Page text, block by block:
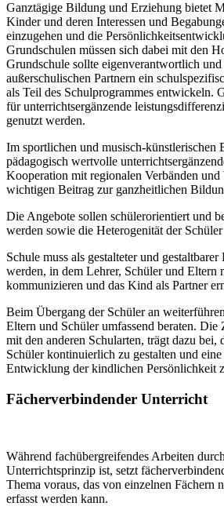
Ganztägige Bildung und Erziehung bietet
Kinder und deren Interessen und
einzugehen und die
Grundschulen müssen sich dabei mit den
Grundschule sollte eigenverantwortlich
außerschulischen Partnern ein
als Teil des Schulprogrammes entwickeln.
für unterrichtsergänzende
genutzt werden.
Im sportlichen und musisch-künstlerischen
pädagogisch wertvolle
Kooperation mit regionalen Verbänden und
wichtigen Beitrag zur ganzheitlichen
Die Angebote sollen schülerorientiert und
werden sowie die Heterogenität der
Schule muss als gestalteter und gestaltbarer
werden, in dem Lehrer, Schüler und Eltern
kommunizieren und das Kind als Partner
Beim Übergang der Schüler an
Eltern und Schüler umfassend beraten. Die
mit den anderen Schularten, trägt dazu bei,
Schüler kontinuierlich zu gestalten und
Entwicklung der kindlichen Persönlichkeit
Fächerverbindender Unterricht
Während fachübergreifendes Arbeiten
Unterrichtsprinzip ist, setzt
Thema voraus, das von einzelnen Fächern
erfasst werden kann.